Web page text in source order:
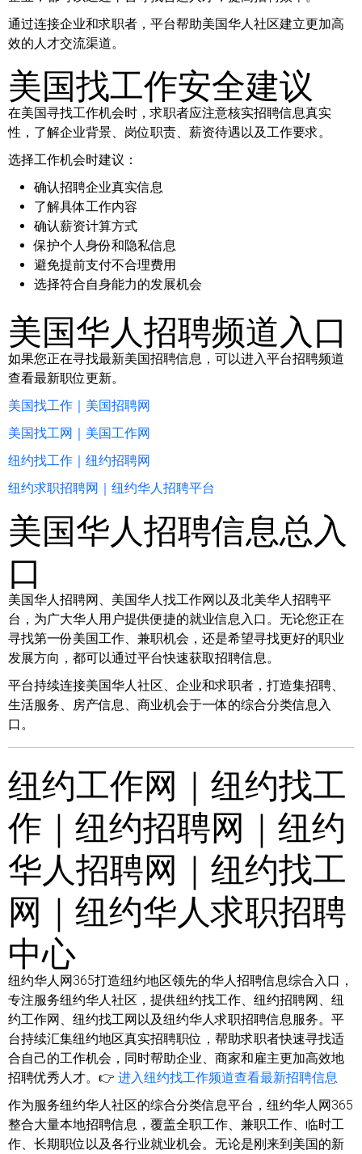
通过连接企业和求职者，平台帮助美国华人社区建立更加高
效的人才交流渠道。
美国找工作安全建议
在美国寻找工作机会时，求职者应注意核实招聘信息真实
性，了解企业背景、岗位职责、薪资待遇以及工作要求。
选择工作机会时建议：
确认招聘企业真实信息
了解具体工作内容
确认薪资计算方式
保护个人身份和隐私信息
避免提前支付不合理费用
选择符合自身能力的发展机会
美国华人招聘频道入口
如果您正在寻找最新美国招聘信息，可以进入平台招聘频道
查看最新职位更新。
美国找工作｜美国招聘网
美国找工网｜美国工作网
纽约找工作｜纽约招聘网
纽约求职招聘网｜纽约华人招聘平台
美国华人招聘信息总入
口
美国华人招聘网、美国华人找工作网以及北美华人招聘平
台，为广大华人用户提供便捷的就业信息入口。无论您正在
寻找第一份美国工作、兼职机会，还是希望寻找更好的职业
发展方向，都可以通过平台快速获取招聘信息。
平台持续连接美国华人社区、企业和求职者，打造集招聘、
生活服务、房产信息、商业机会于一体的综合分类信息入
口。
纽约工作网｜纽约找工
作｜纽约招聘网｜纽约
华人招聘网｜纽约找工
网｜纽约华人求职招聘
中心
纽约华人网365打造纽约地区领先的华人招聘信息综合入口，
专注服务纽约华人社区，提供纽约找工作、纽约招聘网、纽
约工作网、纽约找工网以及纽约华人求职招聘信息服务。平
台持续汇集纽约地区真实招聘职位，帮助求职者快速寻找适
合自己的工作机会，同时帮助企业、商家和雇主更加高效地
招聘优秀人才。👉 进入纽约找工作频道查看最新招聘信息
作为服务纽约华人社区的综合分类信息平台，纽约华人网365
整合大量本地招聘信息，覆盖全职工作、兼职工作、临时工
作、长期职位以及各行业就业机会。无论是刚来到美国的新